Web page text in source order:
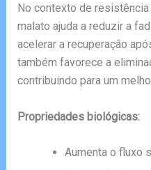
No contexto de
malato ajuda a reduzir a
acelerar a recuperação
também favorece a
contribuindo para um
Propriedades biológicas:
Aumenta o fluxo